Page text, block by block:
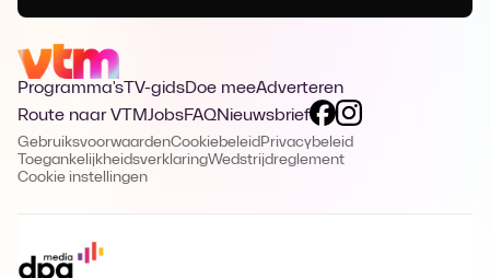
Programma's TV-gidsDoe meeAdverteren
Route naar VTMJobsFAQNieuwsbrief
GebruiksvoorwaardenCookiebeleid Privacybeleid
ToegankelijkheidsverklaringWedstrijdreglement
Cookie instellingen